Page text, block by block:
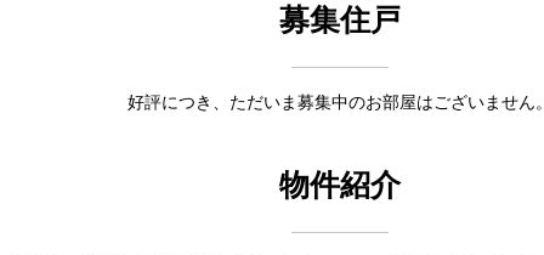
募集住戸
好評につき、ただいま募集中のお部屋はございません
物件紹介